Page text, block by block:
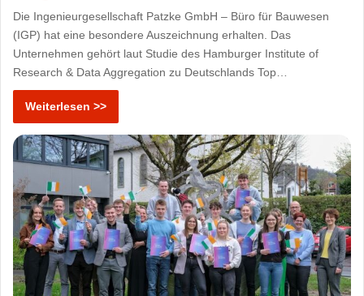
Die Ingenieurgesellschaft Patzke GmbH – Büro für Bauwesen
(IGP) hat eine besondere Auszeichnung erhalten. Das
Unternehmen gehört laut Studie des Hamburger Institute of
Research & Data Aggregation zu Deutschlands Top…
Weiterlesen >>